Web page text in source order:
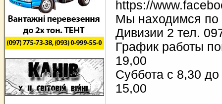
https://
Мы находимся по
Дивизии 2 тел.
График работы
19,00
Суббота с 8,30
15,00